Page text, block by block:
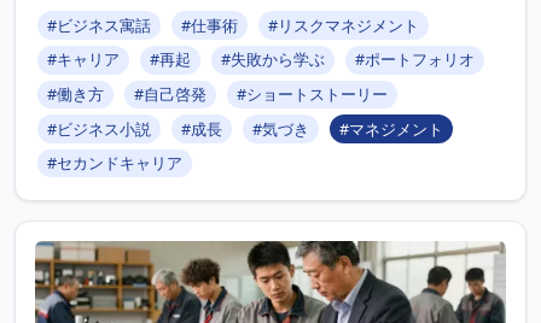
#ビジネス寓話
#仕事術
#リスクマネジメント
#キャリア
#再起 #失敗から学ぶ
#ポートフォリオ
#働き方
#自己啓発
#ショートストーリー
#ビジネス小説
#成長 #気づき
#マネジメント
#セカンドキャリア